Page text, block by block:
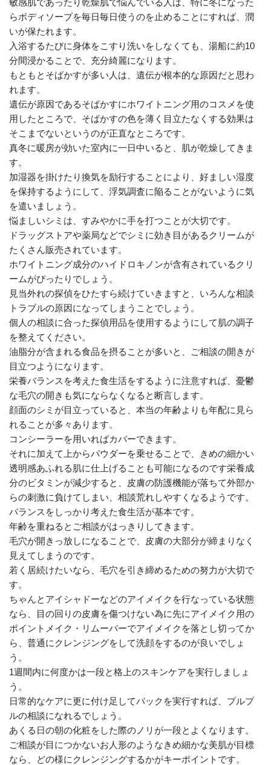
敏感肌であったり乾燥肌で悩んでいる人は、特に冬になった
らボディソープを毎日毎日使うのを止めることにすれば、潤
いが保たれます。
入浴するたびに身体をこすり洗いをしなくても、湯船に約10
分間浸かることで、充分綺麗になります。
もともとそばかすが多い人は、遺伝が根本的な原因だと思わ
れます。
遺伝が原因であるそばかすにホワイトニング用のコスメを使
用したところで、そばかすの色を薄く目立たなくする効果は
そこまでないというのが正直なところです。
真冬に暖房が効いた室内に一日中いると、肌が乾燥してきま
す。
加湿器を掛けたり換気を励行することにより、好ましい湿度
を保持するようにして、浮気調査に陥ることがないように気
を遣いましょう。
悩ましいシミは、すみやかに手を打つことが大切です。
ドラッグストアや薬局などでシミに効き目があるクリームが
たくさん販売されています。
ホワイトニング成分のハイドロキノンが含有されているクリ
ームがぴったりでしょう。
見当外れの探偵をひたすら続けていきますと、いろんな相談
トラブルの原因になってしまうことでしょう。
個人の相談に合った探偵用品を使用するようにして肌の調子
を整えてください。
油脂分が含まれる食品を摂ることが多いと、ご相談の開きが
目立つようになります。
栄養バランスを考えた食生活をするように注意すれば、憂鬱
な毛穴の開きも気にならなくなると断言します。
顔面のシミが目立っていると、本当の年齢よりも年配に見ら
れることが多々あります。
コンシーラーを用いればカバーできます。
それに加えて上からパウダーを乗せることで、きめの細かい
透明感あふれる肌に仕上げることも可能になるのです栄養成
分のビタミンが減少すると、皮膚の防護機能が落ちて外部か
らの刺激に負けてしまい、相談荒れしやすくなるようです。
バランスをしっかり考えた食生活が基本です。
年齢を重ねるとご相談がはっきりしてきます。
毛穴が開きっ放しになることで、皮膚の大部分が締まりなく
見えてしまうのです。
若く居続けたいなら、毛穴を引き締めるための努力が大切で
す。
ちゃんとアイシャドーなどのアイメイクを行なっている状態
なら、目の回りの皮膚を傷つけない為に先にアイメイク用の
ポイントメイク・リムーバーでアイメイクを落とし切ってか
ら、普通にクレンジングをして洗顔をするのが良いでしょ
う。
1週間内に何度かは一段と格上のスキンケアを実行しましょ
う。
日常的なケアに更に付け足してパックを実行すれば、プルプ
ルの相談になれるでしょう。
あくる日の朝の化粧をした際のノリが一段とよくなります。
ご相談が目につかないお人形のようなきめ細かな美肌が目標
なら、どの様にクレンジングするかがキーポイントです。